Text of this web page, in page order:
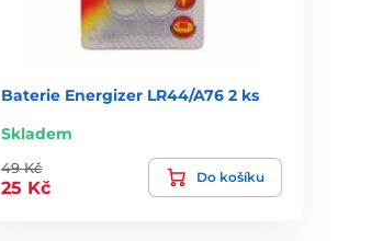
Baterie Energizer LR44/A76 2 ks
Skladem
49 Kč
25 Kč
Do košíku